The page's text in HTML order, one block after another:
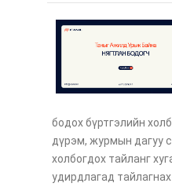
бодох бүртгэлийн
дүрэм, журмын дагуу
холбогдох тайланг
удирдлагад